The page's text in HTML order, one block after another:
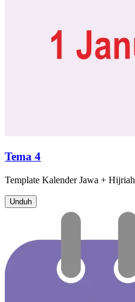
Tema 4
Template Kalender Jawa + Hijriah
Unduh